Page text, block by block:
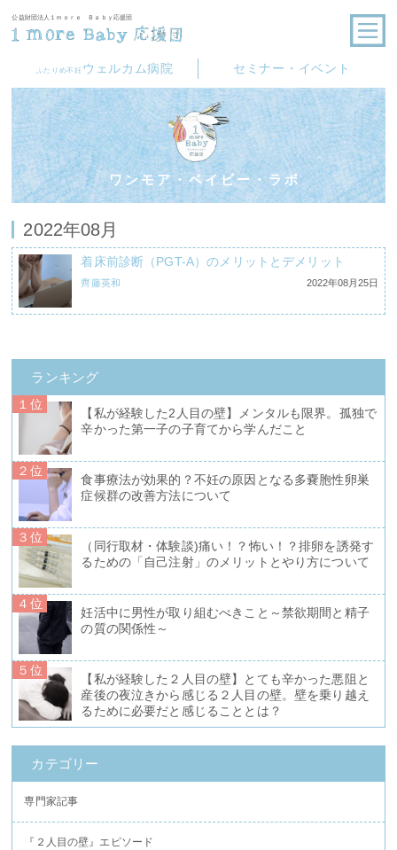
公益財団法人１ｍｏｒｅ Ｂａｂｙ応援団
ふたりめ不妊 ウェルカム病院 セミナー・イベント
ワンモア・ベイビー・ラボ
2022年08月
着床前診断（PGT-A）のメリットとデメリット
齊藤英和 2022年08月25日
ランキング
１位
【私が経験した2人目の壁】メンタルも限界。孤独で
辛かった第一子の子育てから学んだこと
２位
食事療法が効果的？不妊の原因となる多嚢胞性卵巣
症候群の改善方法について
３位
（同行取材・体験談)痛い！？怖い！？排卵を誘発す
るための「自己注射」のメリットとやり方について
４位
妊活中に男性が取り組むべきこと～禁欲期間と精子
の質の関係性～
５位
【私が経験した２人目の壁】とても辛かった悪阻と
産後の夜泣きから感じる２人目の壁。壁を乗り越え
るために必要だと感じることとは？
カテゴリー
専門家記事
『２人目の壁』エピソード